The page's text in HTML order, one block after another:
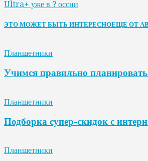
Ultra+ уже в ? оссии
ЭТО МОЖЕТ БЫТЬ ИНТЕРЕСНОЕЩЕ ОТ
Планшетники
Учимся правильно планировать
Планшетники
Подборка супер-скидок с
Планшетники